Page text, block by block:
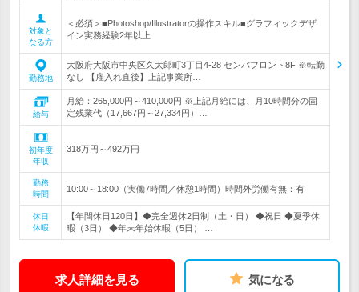
対象と
なる方
＜必須＞■Photoshop/Illustratorの操作スキル■グラフィックデザ
イン実務経験2年以上
勤務地
大阪府大阪市中央区久太郎町3丁目4-28 センバフロント8F ※転勤
なし 【雇入れ直後】上記事業所…
給与
月給：265,000円～410,000円 ※上記月給には、月10時間分の固
定残業代（17,667円～27,334円）…
初年度
年収
318万円～492万円
勤務
時間
10:00～18:00（実働7時間／休憩1時間）時間外労働有無：有
休日
休暇
【年間休日120日】◆完全週休2日制（土・日） ◆祝日 ◆夏季休
暇（3日） ◆年末年始休暇（5日） …
求人詳細を見る 気になる